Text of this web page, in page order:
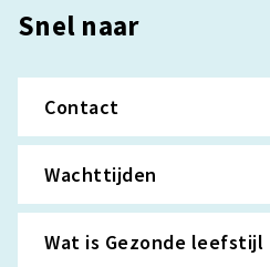
Snel naar
Contact
Wachttijden
Wat is Gezonde leefstijl